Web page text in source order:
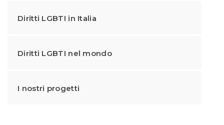
Diritti LGBTI in Italia
Diritti LGBTI nel mondo
I nostri progetti